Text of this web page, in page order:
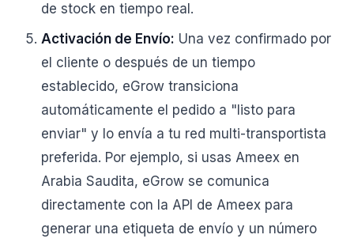
de stock en tiempo real.
Activación de Envío: Una vez confirmado por
el cliente o después de un tiempo
establecido, eGrow transiciona
automáticamente el pedido a "listo para
enviar" y lo envía a tu red multi-transportista
preferida. Por ejemplo, si usas Ameex en
Arabia Saudita, eGrow se comunica
directamente con la API de Ameex para
generar una etiqueta de envío y un número